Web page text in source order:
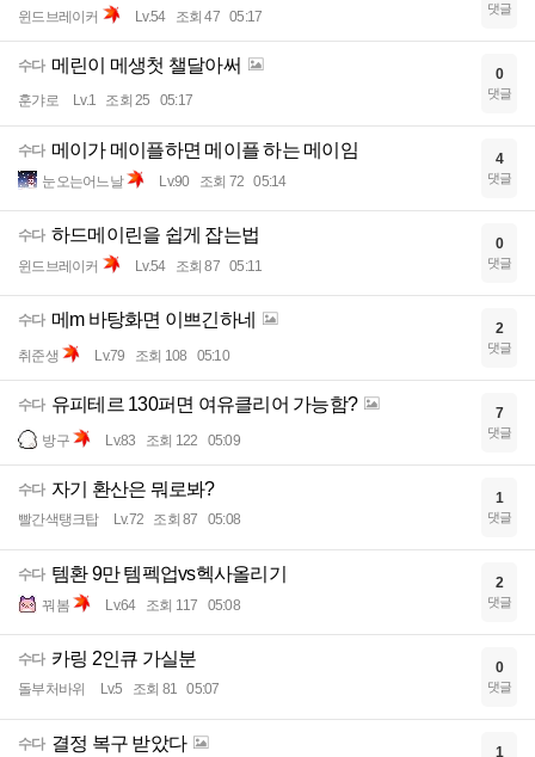
윈드브레이커 Lv.54 조회 47 05:17 댓글
수다 메린이 메생첫 챌달아써
훈갸로 Lv.1 조회 25 05:17
0
댓글
수다 메이가 메이플하면 메이플 하는 메이임
눈오는어느날 Lv.90 조회 72 05:14
4
댓글
수다 하드메이린을 쉽게 잡는법
윈드브레이커 Lv.54 조회 87 05:11
0
댓글
수다 메m 바탕화면 이쁘긴하네
취준생 Lv.79 조회 108 05:10
2
댓글
수다 유피테르 130퍼면 여유클리어 가능함?
방구 Lv.83 조회 122 05:09
7
댓글
수다 자기 환산은 뭐로봐?
빨간색탱크탑 Lv.72 조회 87 05:08
1
댓글
수다 템환 9만 템펙업vs헥사올리기
꿔봄 Lv.64 조회 117 05:08
2
댓글
수다 카링 2인큐 가실분
돌부처바위 Lv.5 조회 81 05:07
0
댓글
수다 결정 복구 받았다 1